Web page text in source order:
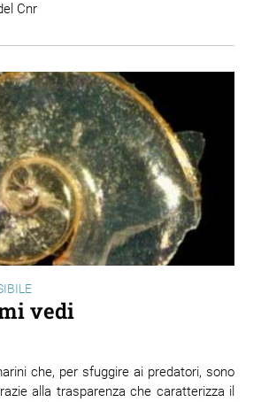
Cnr
vedi
che, per sfuggire ai predatori, sono
alla trasparenza che caratterizza il